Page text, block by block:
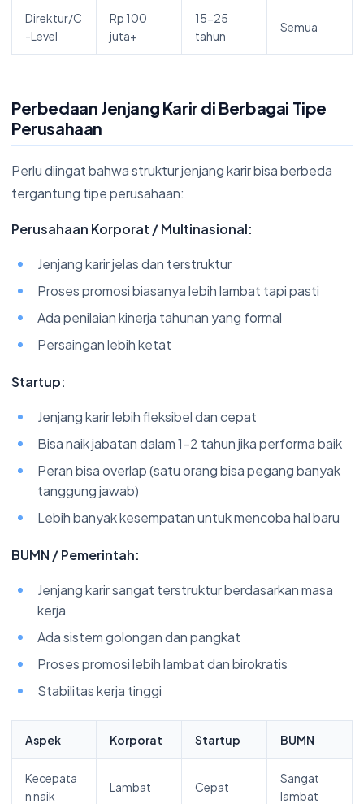
Direktur/C
-Level
Rp 100
juta+
15-25
tahun
Semua
Perbedaan Jenjang Karir di Berbagai Tipe
Perusahaan
Perlu diingat bahwa struktur jenjang karir bisa berbeda
tergantung tipe perusahaan:
Perusahaan Korporat / Multinasional:
Jenjang karir jelas dan terstruktur
Proses promosi biasanya lebih lambat tapi pasti
Ada penilaian kinerja tahunan yang formal
Persaingan lebih ketat
Startup:
Jenjang karir lebih fleksibel dan cepat
Bisa naik jabatan dalam 1-2 tahun jika performa baik
Peran bisa overlap (satu orang bisa pegang banyak
tanggung jawab)
Lebih banyak kesempatan untuk mencoba hal baru
BUMN / Pemerintah:
Jenjang karir sangat terstruktur berdasarkan masa
kerja
Ada sistem golongan dan pangkat
Proses promosi lebih lambat dan birokratis
Stabilitas kerja tinggi
Aspek Korporat Startup BUMN
Kecepata
n naik
Lambat Cepat
Sangat
lambat